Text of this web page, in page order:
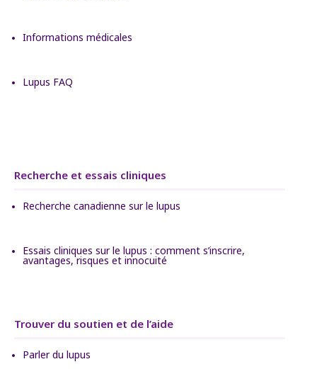
Informations médicales
Lupus FAQ
Recherche et essais cliniques
Recherche canadienne sur le lupus
Essais cliniques sur le lupus : comment s’inscrire,
avantages, risques et innocuité
Trouver du soutien et de l’aide
Parler du lupus